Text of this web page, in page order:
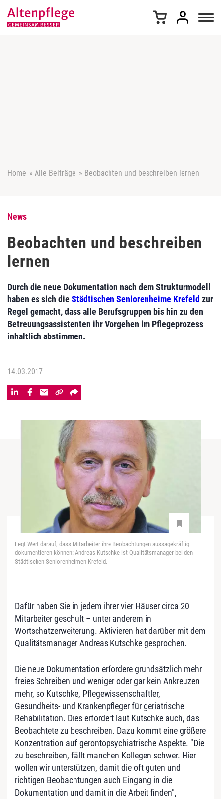
Home » Alle Beiträge » Beobachten und beschreiben lernen
News
Beobachten und beschreiben
lernen
Durch die neue Dokumentation nach dem Strukturmodell
haben es sich die Städtischen Seniorenheime Krefeld zur
Regel gemacht, dass alle Berufsgruppen bis hin zu den
Betreuungsassistenten ihr Vorgehen im Pflegeprozess
inhaltlich abstimmen.
14.03.2017
Legt Wert darauf, dass Mitarbeiter ihre Beobachtungen aussagekräftig
dokumentieren können: Andreas Kutschke ist Qualitätsmanager bei den
Städtischen Seniorenheimen Krefeld.
-
Dafür haben Sie in jedem ihrer vier Häuser circa 20
Mitarbeiter geschult – unter anderem in
Wortschatzerweiterung. Aktivieren hat darüber mit dem
Qualitätsmanager Andreas Kutschke gesprochen.
Die neue Dokumentation erfordere grundsätzlich mehr
freies Schreiben und weniger oder gar kein Ankreuzen
mehr, so Kutschke, Pflegewissenschaftler,
Gesundheits- und Krankenpfleger für geriatrische
Rehabilitation. Dies erfordert laut Kutschke auch, das
Beobachtete zu beschreiben. Dazu kommt eine größere
Konzentration auf gerontopsychiatrische Aspekte. "Die
zu beschreiben, fällt manchen Kollegen schwer. Hier
wollen wir unterstützen, damit die oft guten und
richtigen Beobachtungen auch Eingang in die
Dokumentation und damit in die Arbeit finden",